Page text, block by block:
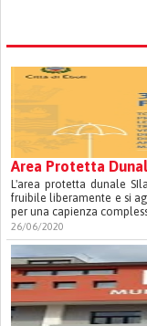
Area Protetta
L'area protetta dunale
fruibile liberamente e si
per una capienza
26/06/2020